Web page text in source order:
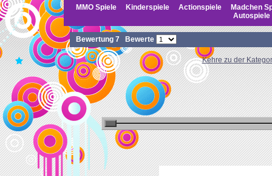
MMO Spiele Kinderspiele Actionspiele
Madchen
Autospiele
Bewertung 7 Bewerte
Kehre zu der